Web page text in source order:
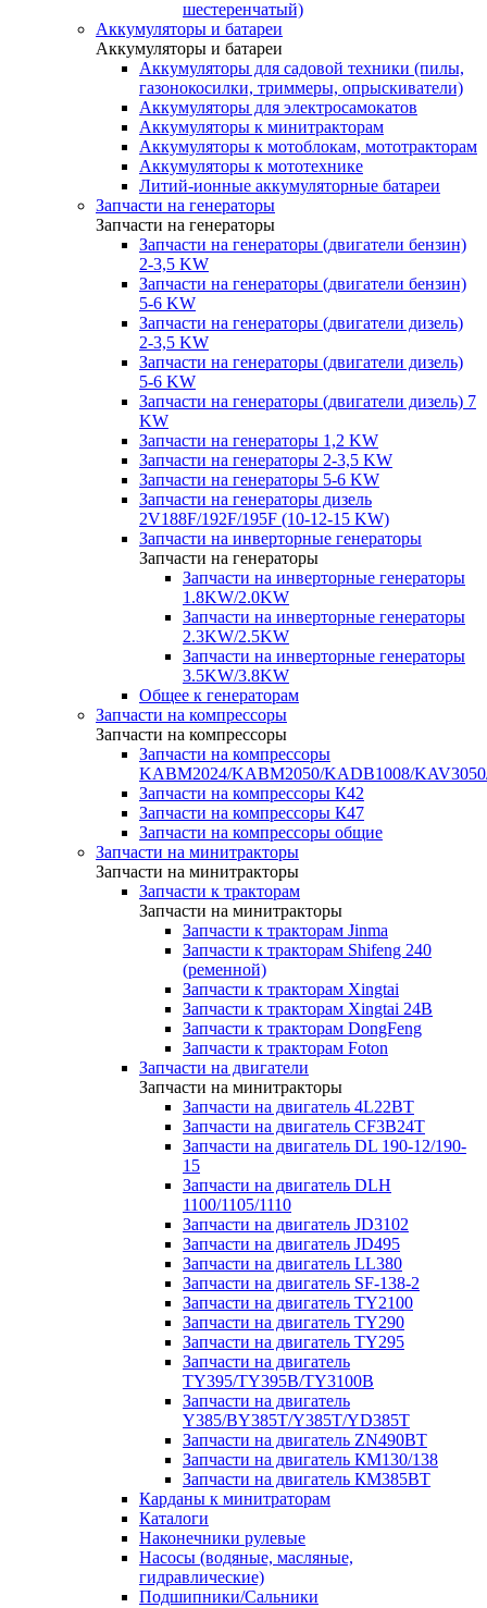
шестеренчатый)
Аккумуляторы и батареи
Аккумуляторы и батареи
Аккумуляторы для садовой техники (пилы,
газонокосилки, триммеры, опрыскиватели)
Аккумуляторы для электросамокатов
Аккумуляторы к минитракторам
Аккумуляторы к мотоблокам, мототракторам
Аккумуляторы к мототехнике
Литий-ионные аккумуляторные батареи
Запчасти на генераторы
Запчасти на генераторы
Запчасти на генераторы (двигатели бензин)
2-3,5 KW
Запчасти на генераторы (двигатели бензин)
5-6 KW
Запчасти на генераторы (двигатели дизель)
2-3,5 KW
Запчасти на генераторы (двигатели дизель)
5-6 KW
Запчасти на генераторы (двигатели дизель) 7
KW
Запчасти на генераторы 1,2 KW
Запчасти на генераторы 2-3,5 KW
Запчасти на генераторы 5-6 KW
Запчасти на генераторы дизель
2V188F/192F/195F (10-12-15 KW)
Запчасти на инверторные генераторы
Запчасти на генераторы
Запчасти на инверторные генераторы
1.8KW/2.0KW
Запчасти на инверторные генераторы
2.3KW/2.5KW
Запчасти на инверторные генераторы
3.5KW/3.8KW
Общее к генераторам
Запчасти на компрессоры
Запчасти на компрессоры
Запчасти на компрессоры
KABM2024/KABM2050/KADB1008/
Запчасти на компрессоры К42
Запчасти на компрессоры К47
Запчасти на компрессоры общие
Запчасти на минитракторы
Запчасти на минитракторы
Запчасти к тракторам
Запчасти на минитракторы
Запчасти к тракторам Jinma
Запчасти к тракторам Shifeng 240
(ременной)
Запчасти к тракторам Xingtai
Запчасти к тракторам Xingtai 24В
Запчасти к тракторам DongFeng
Запчасти к тракторам Foton
Запчасти на двигатели
Запчасти на минитракторы
Запчасти на двигатель 4L22BT
Запчасти на двигатель CF3B24T
Запчасти на двигатель DL 190-12/190-
15
Запчасти на двигатель DLH
1100/1105/1110
Запчасти на двигатель JD3102
Запчасти на двигатель JD495
Запчасти на двигатель LL380
Запчасти на двигатель SF-138-2
Запчасти на двигатель TY2100
Запчасти на двигатель TY290
Запчасти на двигатель TY295
Запчасти на двигатель
TY395/TY395В/TY3100В
Запчасти на двигатель
Y385/BY385T/Y385T/YD385T
Запчасти на двигатель ZN490BT
Запчасти на двигатель КМ130/138
Запчасти на двигатель КМ385ВТ
Карданы к минитраторам
Каталоги
Наконечники рулевые
Насосы (водяные, масляные,
гидравлические)
Подшипники/Сальники